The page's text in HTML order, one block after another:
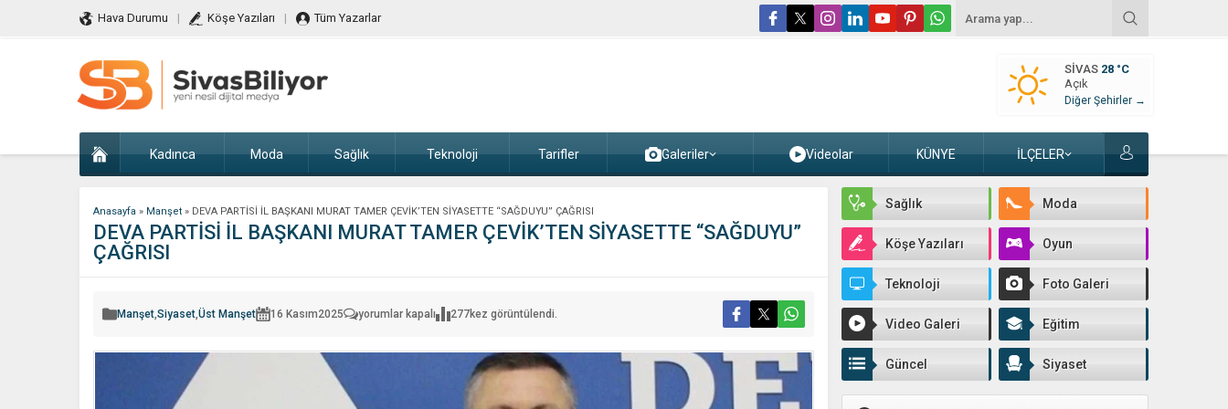
Hava Durumu Köşe Yazıları Tüm Yazarlar
SIVAS 28 °C
Açık
Diğer Şehirler →
Kadınca Moda Sağlık Teknoloji Tarifler Galeriler Videolar KÜNYE İLÇELER
Anasayfa » Manşet » DEVA PARTİSİ İL BAŞKANI MURAT TAMER ÇEVİK’TEN SİYASETTE “SAĞDUYU” ÇAĞRISI
DEVA PARTİSİ İL BAŞKANI MURAT TAMER ÇEVİK’TEN SİYASETTE “SAĞDUYU”
ÇAĞRISI
Manşet,Siyaset,Üst Manşet 16 Kasım2025
DEVA
BAŞKANI
yorumlar kapalı 277kez görüntülendi.
Sağlık Moda
Köşe Yazıları Oyun
Teknoloji Foto Galeri
Video Galeri Eğitim
Güncel Siyaset